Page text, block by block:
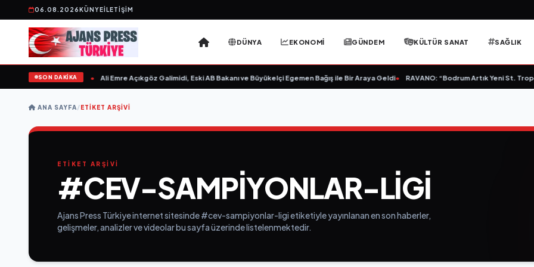
06.08.2026KÜNYEİLETIŞIM
DÜNYA EKONOMİ GÜNDEM KÜLTÜR SANAT SAĞLIK
SON DAKİKA
Sevgilim “ yayımlandı Ali Emre Açıkgöz Galimidi, Eski AB Bakanı ve Büyükelçi Egemen Bağış ile Bir Araya Geldi• RAVANO: “Bodrum Artık Yeni St.
ANA SAYFA/ETIKET ARŞIVI
ETİKET ARŞİVİ
#CEV-SAMPIYONLAR-LIGI
Ajans Press Türkiye internet sitesinde #cev-sampiyonlar-ligi etiketiyle yayınlanan en son haberler,
gelişmeler, analizler ve videolar bu sayfa üzerinde listelenmektedir.